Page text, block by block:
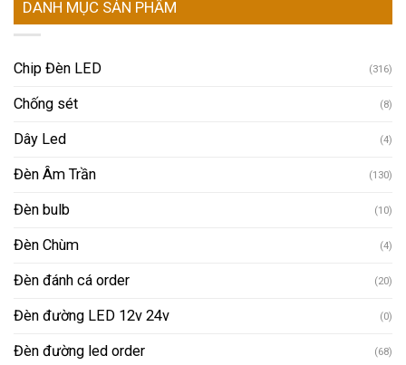
DANH MỤC SẢN PHẨM
Chip Đèn LED (316)
Chống sét (8)
Dây Led (4)
Đèn Âm Trần (130)
Đèn bulb (10)
Đèn Chùm (4)
Đèn đánh cá order (20)
Đèn đường LED 12v 24v (0)
Đèn đường led order (68)